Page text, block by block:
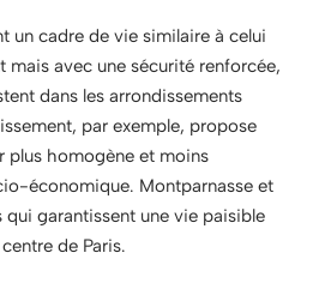
un cadre de vie similaire à celui
mais avec une sécurité renforcée,
dans les arrondissements
par exemple, propose
plus homogène et moins
économique. Montparnasse et
qui garantissent une vie paisible
de Paris.